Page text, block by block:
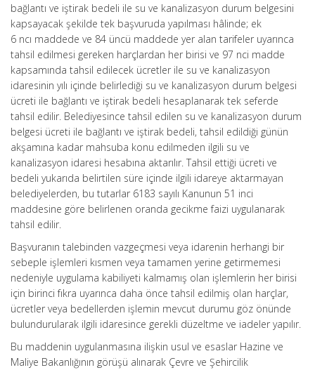
bağlantı ve iştirak bedeli ile su ve kanalizasyon durum belgesini
kapsayacak şekilde tek başvuruda yapılması hâlinde; ek
6 ncı maddede ve 84 üncü maddede yer alan tarifeler uyarınca
tahsil edilmesi gereken harçlardan her birisi ve 97 nci madde
kapsamında tahsil edilecek ücretler ile su ve kanalizasyon
idaresinin yılı içinde belirlediği su ve kanalizasyon durum belgesi
ücreti ile bağlantı ve iştirak bedeli hesaplanarak tek seferde
tahsil edilir. Belediyesince tahsil edilen su ve kanalizasyon durum
belgesi ücreti ile bağlantı ve iştirak bedeli, tahsil edildiği günün
akşamına kadar mahsuba konu edilmeden ilgili su ve
kanalizasyon idaresi hesabına aktarılır. Tahsil ettiği ücreti ve
bedeli yukarıda belirtilen süre içinde ilgili idareye aktarmayan
belediyelerden, bu tutarlar 6183 sayılı Kanunun 51 inci
maddesine göre belirlenen oranda gecikme faizi uygulanarak
tahsil edilir.
Başvuranın talebinden vazgeçmesi veya idarenin herhangi bir
sebeple işlemleri kısmen veya tamamen yerine getirmemesi
nedeniyle uygulama kabiliyeti kalmamış olan işlemlerin her birisi
için birinci fıkra uyarınca daha önce tahsil edilmiş olan harçlar,
ücretler veya bedellerden işlemin mevcut durumu göz önünde
bulundurularak ilgili idaresince gerekli düzeltme ve iadeler yapılır.
Bu maddenin uygulanmasına ilişkin usul ve esaslar Hazine ve
Maliye Bakanlığının görüşü alınarak Çevre ve Şehircilik